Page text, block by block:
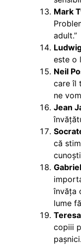
Mark
adult.”
este o
Neil
care îl
ne
Jean
că
învăța
lume
copiii